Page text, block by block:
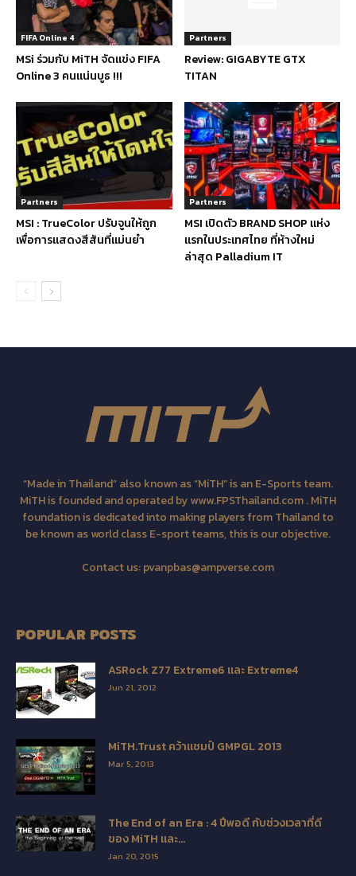
FIFA Online 4
MSi ร่วมกับ MiTH จัดแข่ง FIFA
Online 3 คนแน่นบูธ !!!
Partners
Review: GIGABYTE GTX
TITAN
Partners
MSI : TrueColor ปรับจูนให้ถูก
เพื่อการแสดงสีสันที่แม่นยำ
Partners
MSI เปิดตัว BRAND SHOP แห่ง
แรกในประเทศไทย ที่ห้างใหม่
ล่าสุด Palladium IT
“Made in Thailand” also known as “MiTH” is an E-Sports team.
MiTH is founded and operated by www.FPSThailand.com . MiTH
foundation is dedicated into making players from Thailand to
be known as world class E-sport teams, this is our objective.
Contact us:pvanpbas@ampverse.com
POPULAR POSTS
ASRock Z77 Extreme6 และ Extreme4
Jun 21, 2012
MiTH.Trust คว้าแชมป์ GMPGL 2013
Mar 5, 2013
The End of an Era : 4 ปีพอดี กับช่วงเวลาที่ดี
ของ MiTH และ...
Jan 20, 2015